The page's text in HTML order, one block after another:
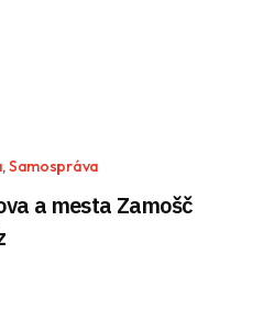
,Samospráva
a mesta Zamošč